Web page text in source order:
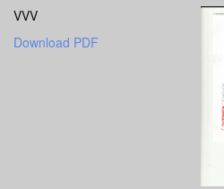
VVV
Download PDF